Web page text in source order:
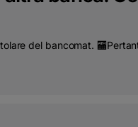
del bancomat.